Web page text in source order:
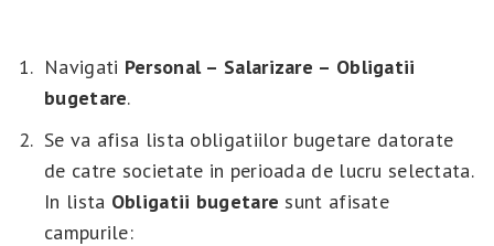
Navigati Personal – Salarizare – Obligatii
bugetare.
Se va afisa lista obligatiilor bugetare datorate
de catre societate in perioada de lucru selectata.
In lista Obligatii bugetare sunt afisate
campurile: